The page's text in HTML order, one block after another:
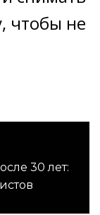
чтобы не
30 лет: